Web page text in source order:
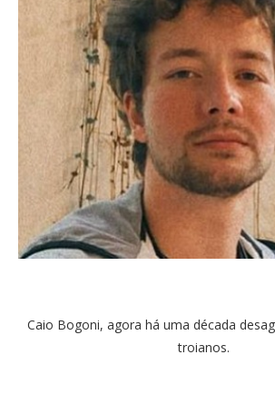
Caio Bogoni, agora há uma década
troianos.